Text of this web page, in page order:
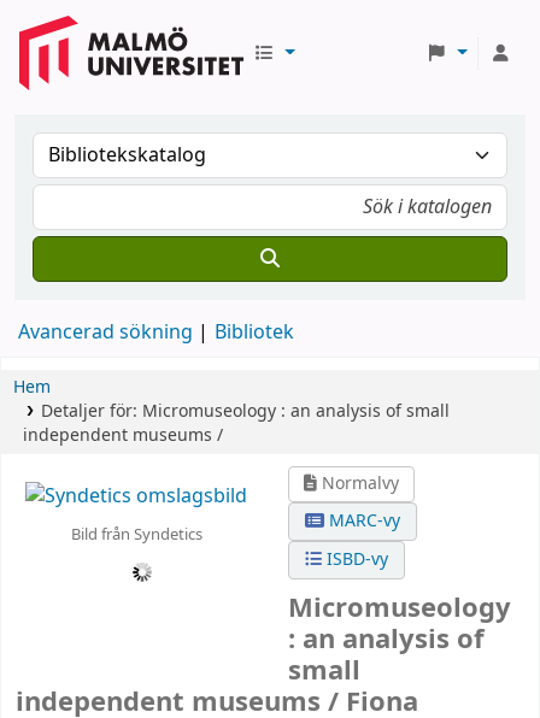
Avancerad sökning Bibliotek
Hem
Detaljer för: Micromuseology : an analysis of small
independent museums /
Bild från Syndetics
Normalvy
MARC-vy
ISBD-vy
Micromuseology
: an analysis of
small
independent museums / Fiona